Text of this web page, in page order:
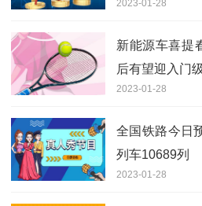
2023-01-28
新能源车喜提
后有望迎入门
2023-01-28
全国铁路今日
列车10689列
2023-01-28